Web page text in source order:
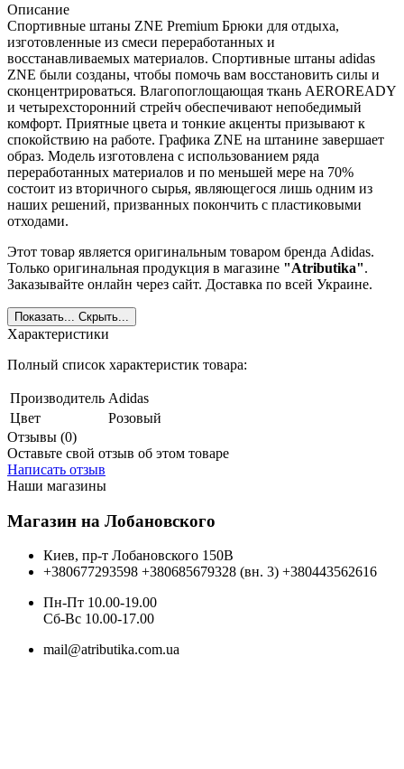
Описание
Спортивные штаны ZNE Premium Брюки для отдыха,
изготовленные из смеси переработанных и
восстанавливаемых материалов. Спортивные штаны adidas
ZNE были созданы, чтобы помочь вам восстановить силы и
сконцентрироваться. Влагопоглощающая ткань AEROREADY
и четырехсторонний стрейч обеспечивают непобедимый
комфорт. Приятные цвета и тонкие акценты призывают к
спокойствию на работе. Графика ZNE на штанине завершает
образ. Модель изготовлена с использованием ряда
переработанных материалов и по меньшей мере на 70%
состоит из вторичного сырья, являющегося лишь одним из
наших решений, призванных покончить с пластиковыми
отходами.
Этот товар является оригинальным товаром бренда Adidas.
Только оригинальная продукция в магазине "Atributika".
Заказывайте онлайн через сайт. Доставка по всей Украине.
Показать... Скрыть...
Характеристики
Полный список характеристик товара:
Производитель Adidas
Цвет
Розовый
Отзывы (0)
Оставьте свой отзыв об этом товаре
Написать отзыв
Наши магазины
Магазин на Лобановского
Киев, пр-т Лобановского 150В
+380677293598 +380685679328 (вн. 3) +380443562616
Пн-Пт 10.00-19.00
Cб-Вс 10.00-17.00
mail@atributika.com.ua